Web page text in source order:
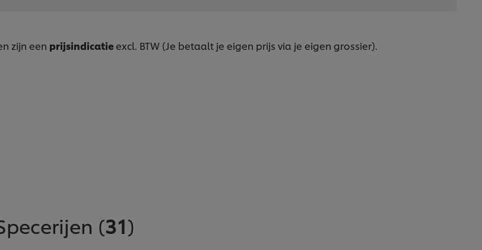
zijn een prijsindicatie excl. BTW (Je betaalt je eigen prijs via je eigen grossier).
(31)